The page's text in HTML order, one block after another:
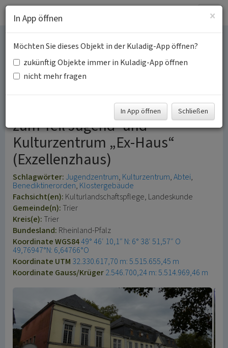
Benediktinerabtei Sankt
Marien zu den Märtyrern
Kloster „ad martyres“, heute
zum Teil Jugend- und
Kulturzentrum „Ex-Haus“
(Exzellenzhaus)
Schlagwörter: Jugendzentrum Kulturzentrum Abtei
Benediktinerorden Klostergebäude
Fachsicht(en): Kulturlandschaftspflege, Landeskunde
Gemeinde(n): Trier
Kreis(e): Trier
Bundesland: Rheinland-Pfalz
Koordinate WGS8449° 46′ 10,1″ N: 6° 38′ 51,57″ O
49,76947°N: 6,64766°O
Koordinate UTM 32.330.617,70 m: 5.515.655,45 m
Koordinate Gauss/Krüger2.546.700,24 m: 5.514.969,46 m
×
In App öffnen
Möchten Sie dieses Objekt in der Kuladig-App öffnen?
zukünftig Objekte immer in Kuladig-App öffnen
nicht mehr fragen
In App öffnen Schließen